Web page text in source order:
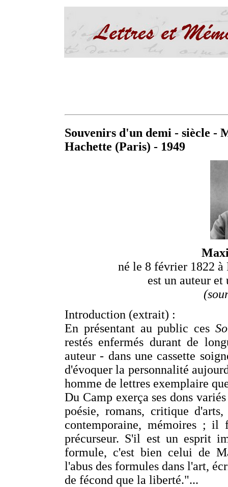
Souvenirs d'un demi - siècle -
Hachette (Paris) - 1949
né le 8 février 1822
est un auteur
Introduction (extrait) :
En présentant au public ces
restés enfermés durant de
auteur - dans une cassette
d'évoquer la personnalité
homme de lettres exemplaire
Du Camp exerça ses dons
poésie, romans, critique
contemporaine, mémoires ; il
précurseur. S'il est un esprit
formule, c'est bien celui de
l'abus des formules dans l'art,
de fécond que la liberté."...